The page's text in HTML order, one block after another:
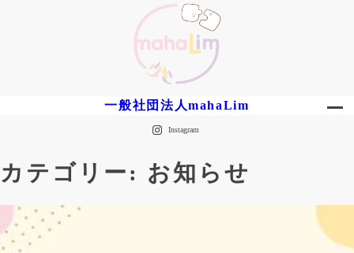
一般社団法人mahaLim
Instagram
カテゴリー: お知らせ